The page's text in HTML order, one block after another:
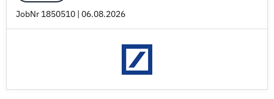
JobNr 1850510 | 06.08.2026